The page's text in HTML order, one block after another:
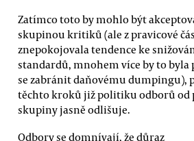
Zatímco toto by mohlo být
skupinou kritiků (ale z pravicové
znepokojovala tendence ke
standardů, mnohem více by to
se zabránit daňovému dumpingu),
těchto kroků již politiku odborů od
skupiny jasně odlišuje.
Odbory se domnívají, že důraz